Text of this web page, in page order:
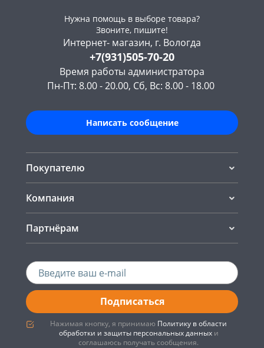
Нужна помощь в выборе товара?
Звоните, пишите!
Интернет- магазин, г. Вологда
+7(931)505-70-20
Время работы администратора
Пн-Пт: 8.00 - 20.00, Сб, Вс: 8.00 - 18.00
Написать сообщение
Покупателю
Компания
Партнёрам
Подписаться
Нажимая кнопку, я принимаю Политику в области
обработки и защиты персональных данныхи
соглашаюсь получать сообщения.